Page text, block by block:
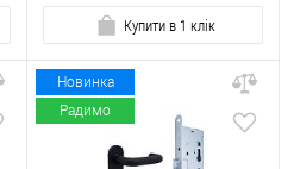
Купити в 1 клік
Новинка
Радимо